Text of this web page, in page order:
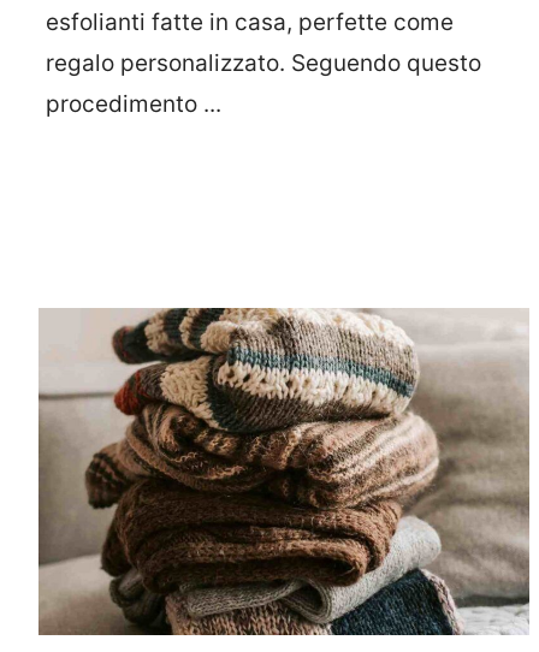
esfolianti fatte in casa, perfette come
regalo personalizzato. Seguendo questo
procedimento ...